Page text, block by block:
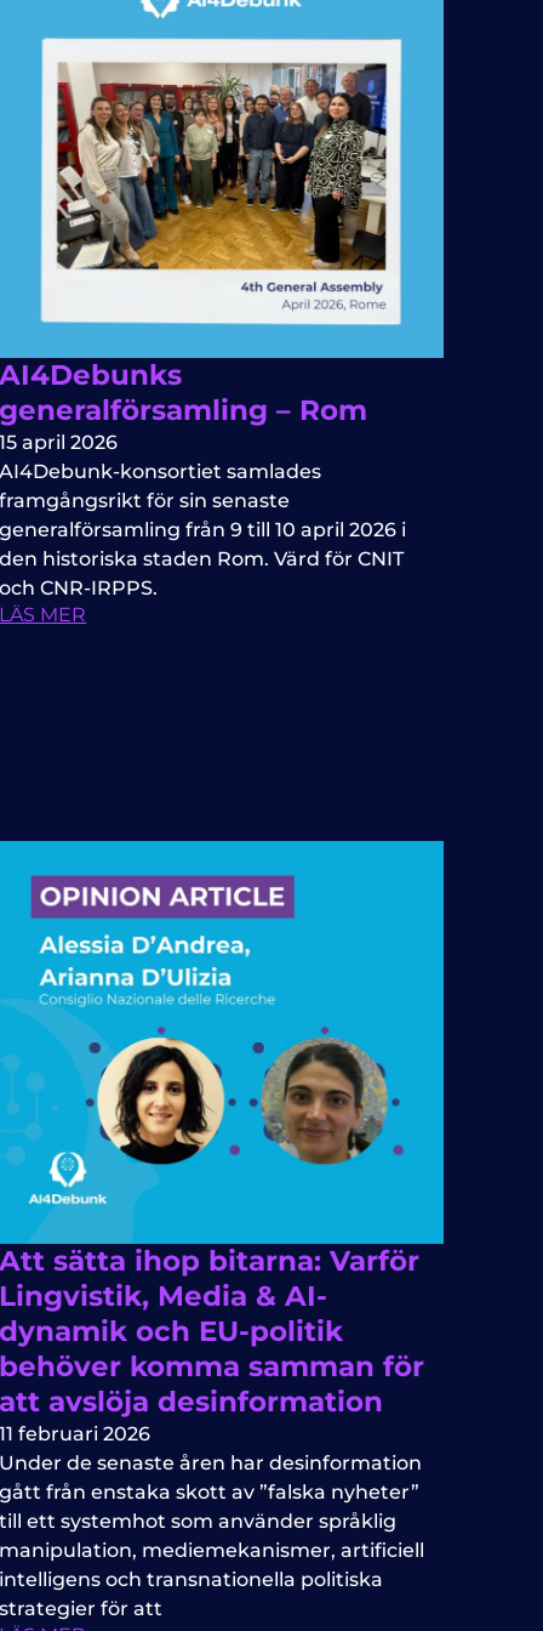
AI4Debunks
generalförsamling – Rom
15 april 2026
AI4Debunk-konsortiet samlades
framgångsrikt för sin senaste
generalförsamling från 9 till 10 april 2026 i
den historiska staden Rom. Värd för CNIT
och CNR-IRPPS.
LÄS MER
Att sätta ihop bitarna: Varför
Lingvistik, Media & AI-
dynamik och EU-politik
behöver komma samman för
att avslöja desinformation
11 februari 2026
Under de senaste åren har desinformation
gått från enstaka skott av ”falska nyheter”
till ett systemhot som använder språklig
manipulation, mediemekanismer, artificiell
intelligens och transnationella politiska
strategier för att